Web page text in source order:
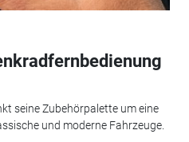
seine Zubehörpalette um eine
und moderne Fahrzeuge.